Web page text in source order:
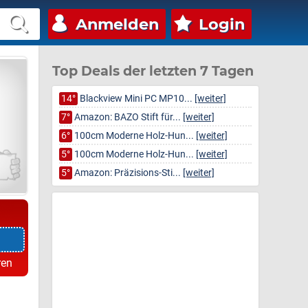
Anmelden Login
Top Deals der letzten 7 Tagen
14° Blackview Mini PC MP10... [weiter]
7° Amazon: BAZO Stift für... [weiter]
6° 100cm Moderne Holz-Hun... [weiter]
5° 100cm Moderne Holz-Hun... [weiter]
5° Amazon: Präzisions-Sti... [weiter]